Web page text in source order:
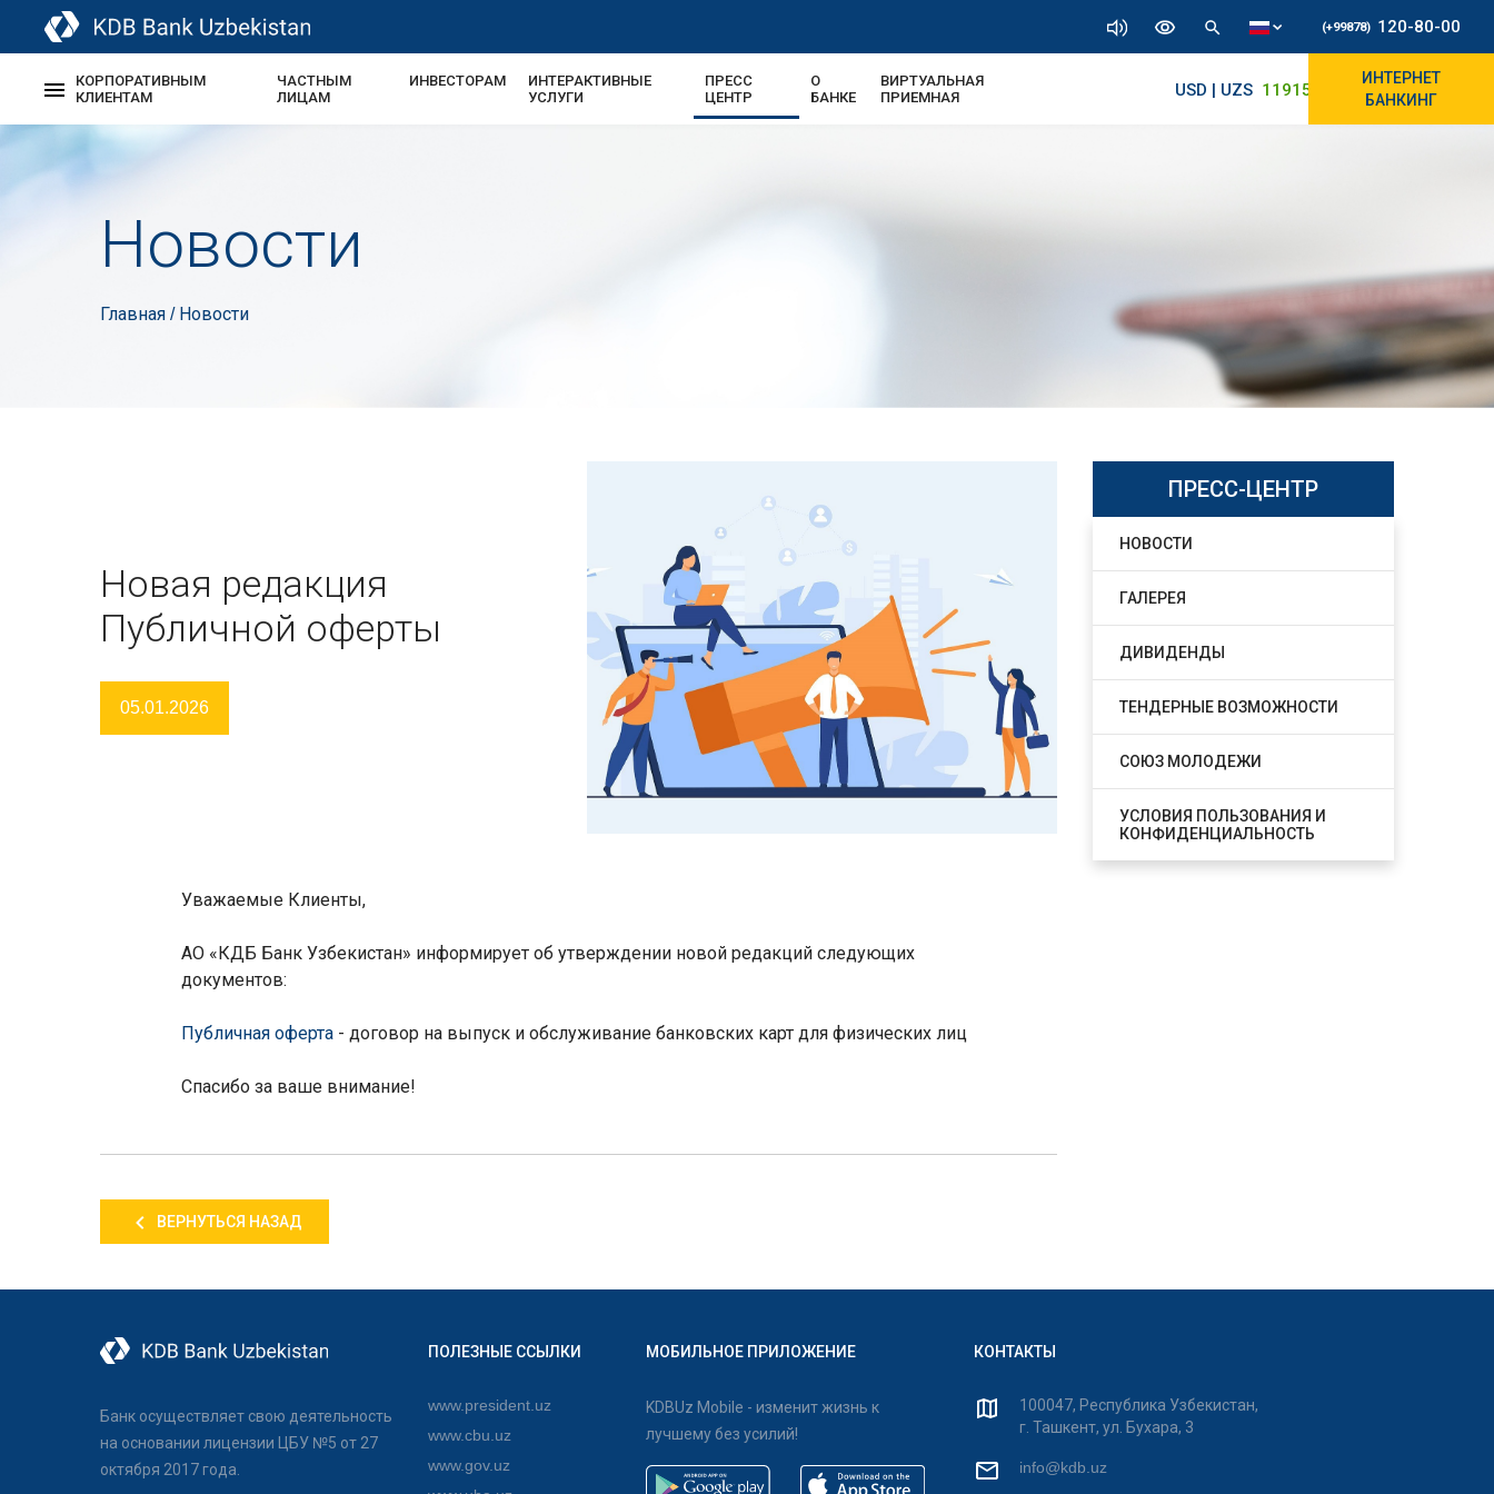
(+99878) 120-80-00
КОРПОРАТИВНЫМ
КЛИЕНТАМ
ЧАСТНЫМ
ЛИЦАМ
ИНВЕСТОРАМ
ИНТЕРАКТИВНЫЕ
УСЛУГИ
ПРЕСС
ЦЕНТР
О
БАНКЕ
ВИРТУАЛЬНАЯ
ПРИЕМНАЯ
USD | UZS 11915.64 11860/11975
ИНТЕРНЕТ
БАНКИНГ
Новости
Главная / Новости
Новая редакция
Публичной оферты
05.01.2026
Уважаемые Клиенты,
АО «КДБ Банк Узбекистан» информирует об утверждении новой редакций следующих
документов:
Публичная оферта- договор на выпуск и обслуживание банковских карт для физических лиц
Спасибо за ваше внимание!
ВЕРНУТЬСЯ НАЗАД
ПРЕСС-ЦЕНТР
НОВОСТИ
ГАЛЕРЕЯ
ДИВИДЕНДЫ
ТЕНДЕРНЫЕ ВОЗМОЖНОСТИ
СОЮЗ МОЛОДЕЖИ
УСЛОВИЯ ПОЛЬЗОВАНИЯ И
КОНФИДЕНЦИАЛЬНОСТЬ
Банк осуществляет свою деятельность
на основании лицензии ЦБУ №5 от 27
октября 2017 года.
ПОЛЕЗНЫЕ ССЫЛКИ
www.president.uz
www.cbu.uz
www.gov.uz
МОБИЛЬНОЕ ПРИЛОЖЕНИЕ
KDBUz Mobile - изменит жизнь к
лучшему без усилий!
КОНТАКТЫ
100047, Республика Узбекистан,
г. Ташкент, ул. Бухара, 3
info@kdb.uz